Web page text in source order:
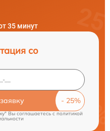
35 минут
со
Вы соглашаетесь cполитикой